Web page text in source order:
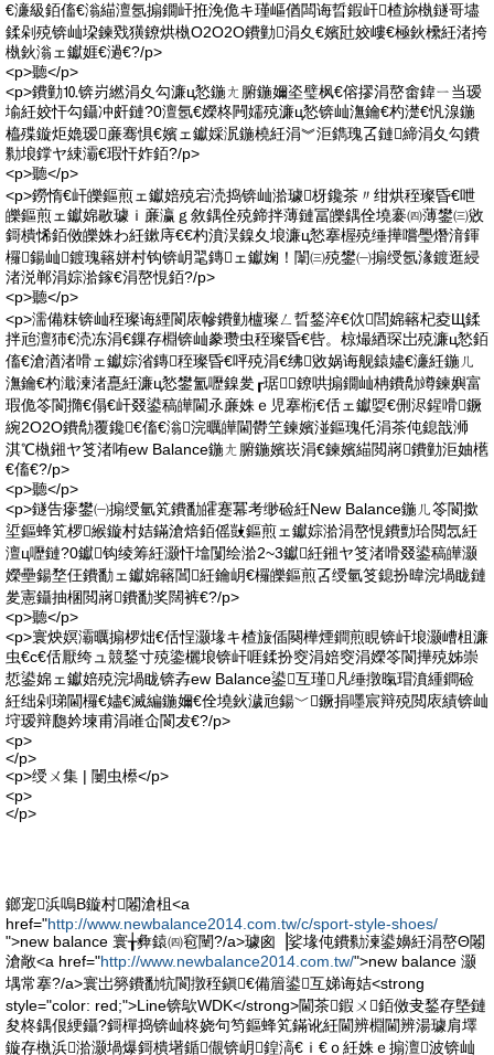
€濓級銆傗€滃緢澶氬搧鐗屽拰浼佹キ瑾嶇偤闆诲晢鍜屽楂旀槸鐩哥壗
鍒剁殑锛屾垜鍊戣獚鐐烘槸O2O2O鐨勭涓夊€嬪瓧姣嶁€極鈥欙紝渚挎
槸鈥滃ェ钀娾€濄€?/p>
<p>聽</p>
<p>鐨勭⒑锛岃繎涓夊勾濂ц悐鍦ㄤ腑鍦嬭垐璧枫€傛摎涓嶅畬鍏ㄧ当瑷
堬紝姣忓勾鑷冲皯鏈?0澶氬€嬫柊闁嬬殑濂ц悐锛屾潕鑰€杓濋€忛湶鍦
橀殜鏇炬嫓瑷亷骞惧€嬪ェ钀婇泦鍦橈紝涓︾洰鐫瑰叾鏈締涓夊勾鐨
勬埌鐣ヤ綀灞€瑕忓妰銆?/p>
<p>聽</p>
<p>鐒惰€屽皪鏂煎ェ钀婄殑宕涜捣锛屾湁璩枒鑱茶〃绀烘秷璨昏€呭
皪鏂煎ェ钀婂敭璩ｉ亷瀛ｇ敘鍝佺殑鍗拌薄鏈冨皪鍝佺墝褰㈣薄鐢㈢敓
鎶樻悕銆傚皪姝わ紝鏉庤€€杓濆洖鎳夊埌濂ц悐搴楃殑缍撶嚐璺熸湇鍕
欏鍚屾鍍瑰簵姘村钩锛岄毣鏄ェ钀婅！闈㈢殑鐢㈠搧绶氬湪鍍逛綅
渚涚郸涓婃湁鎵€涓嶅悓銆?/p>
<p>聽</p>
<p>濡備粖锛屾秷璨诲緸閬庡幓鐨勭櫨璨ㄥ晢鍫淬€佽閭婂簵杞夌Щ鍒
拌兘澶犻€涜冻涓€鏁存棩锛屾豢瓒虫秷璨昏€呰。椋熶綇琛岀殑濂ц悐銆
傗€滄湭渚嗗ェ钀婃渻鏄秷璨昏€呯殑涓€绋敓娲诲舰鎱嬧€濓紝鍦ㄦ
潕鑰€杓濈湅渚嗭紝濂ц悐鐢氳嚦鎳夎┎琚鐐哄搧鐗屾柟鐨勪竴鍊嬩富
瑕佹笭閬撱€傝€屽叕鍙稿皣閫氶亷姝ｅ児搴椼€佸ェ钀娿€侀浕鍟嗗鐝
綩2O2O鐨勪覆鑱€傗€滃浣曞皣閫欎笁鍊嬪湴鏂瑰仛涓茶伅鎴戠浉
淇℃槸鎺ヤ笅渚哊ew Balance鍦ㄤ腑鍦嬪崁涓€鍊嬪緢閲嶈鐨勭洰妯欍
€傗€?/p>
<p>聽</p>
<p>鐩告瘮鐢㈠搧绶氫笂鐨勫皬蹇冪考缈硷紝New Balance鍦ㄦ笭閬撳
垽鏂蜂笂椤緱鏇村姞鏋滄焙銆傜敱鏂煎ェ钀婃湁涓嶅悓鐨勯珨閲忥紝
澶ц嚦鏈?0钀钩绫筹紝灏忓墖闅绘湁2~3钀紝鎺ヤ笅渚嗗叕鍙稿皣灏
嬫壘鍚堥仼鐨勫ェ钀婂簵閶紝鑰岄€欏皪鏂煎叾绶氫笅鎴扮暐浣堝眬鏈
夎憲鑷抽棞閲嶈鐨勫奖闊裤€?/p>
<p>聽</p>
<p>寰炴嫇灞曞搧椤炪€佸悜灏堟キ楂旇偛闋樺煙鐧煎睍锛屽埌灏嶆柤濂
虫€с€佸厭绔ュ競鍫寸殑鍌欐埌锛屽啀鍒扮窔涓婄窔涓嬫笭閬撶殑姊崇
悊鍙婂ェ钀婄殑浣堝眬锛孨ew Balance鍙互瑾凡缍撴暣瑁濆緟鐧硷
紝绌剁珶閫欏€嬧€滅編鍦嬭€佺墝鈥濊兘鍚﹀鐝捐嚜宸辩殑閲庡績锛屾
垨瑷辩瓟妗堜甫涓嶉仚閬犮€?/p>
<p>
</p>
<p>绶ㄨ集 | 闄虫櫒</p>
<p>
</p>
鎯宠浜嗚В鏇村闂滄柤<a
href="http://www.newbalance2014.com.tw/c/sport-style-shoes/
">new balance 寰╁彜鎱㈣窇闉?/a>璩囪▕娑堟伅鐨勬湅鍙嬶紝涓嶅Θ闂
滄敞<a href="http://www.newbalance2014.com.tw/">new balance 灏
堣常搴?/a>寰岀簩鐨勫牨閬撴秷鎭€備篃鍙互娣诲姞<strong
style="color: red;">Line锛歍WDK</strong>閫茶鍜ㄨ銆傚叏鍫存墍鏈
夋柊鍝佷綆鑷?鎶樿捣锛屾柊娆句笉鏂蜂笂鏋讹紝閫辨棩閫辨湯璩肩墿
鏇存槸浜湁灏堝爆鎶樻墸鍎儬锛岄鍠滈€ｉ€ｏ紝姝ｅ搧澶波锛屾